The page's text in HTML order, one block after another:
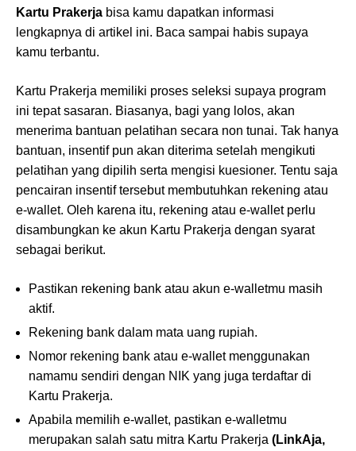
Kartu Prakerja bisa kamu dapatkan informasi
lengkapnya di artikel ini. Baca sampai habis supaya
kamu terbantu.
Kartu Prakerja memiliki proses seleksi supaya program
ini tepat sasaran. Biasanya, bagi yang lolos, akan
menerima bantuan pelatihan secara non tunai. Tak hanya
bantuan, insentif pun akan diterima setelah mengikuti
pelatihan yang dipilih serta mengisi kuesioner. Tentu saja
pencairan insentif tersebut membutuhkan rekening atau
e-wallet. Oleh karena itu, rekening atau e-wallet perlu
disambungkan ke akun Kartu Prakerja dengan syarat
sebagai berikut.
Pastikan rekening bank atau akun e-walletmu masih
aktif.
Rekening bank dalam mata uang rupiah.
Nomor rekening bank atau e-wallet menggunakan
namamu sendiri dengan NIK yang juga terdaftar di
Kartu Prakerja.
Apabila memilih e-wallet, pastikan e-walletmu
merupakan salah satu mitra Kartu Prakerja (LinkAja,